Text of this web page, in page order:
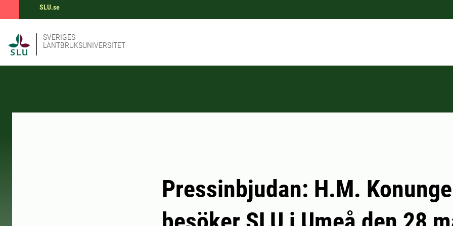
SLU.se
SVERIGES
LANTBRUKSUNIVERSITET
Pressinbjudan: H.M.